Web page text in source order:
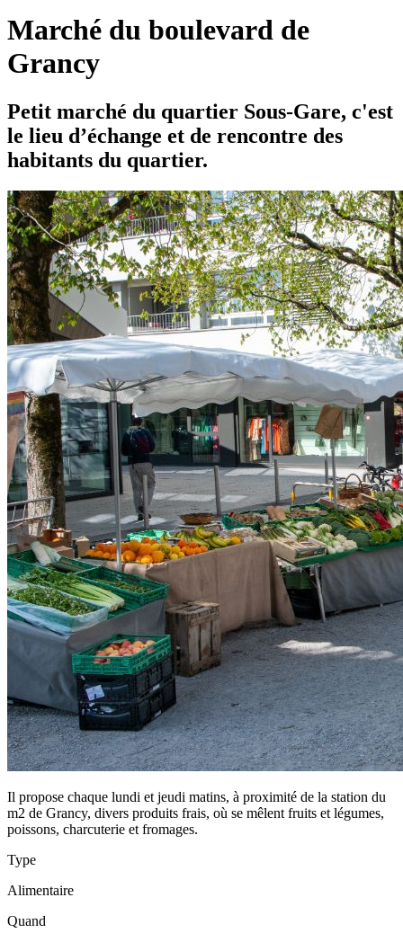
Marché du boulevard de
Grancy
Petit marché du quartier Sous-Gare, c'est
le lieu d’échange et de rencontre des
habitants du quartier.
Il propose chaque lundi et jeudi matins, à proximité de la station du
m2 de Grancy, divers produits frais, où se mêlent fruits et légumes,
poissons, charcuterie et fromages.
Type
Alimentaire
Quand